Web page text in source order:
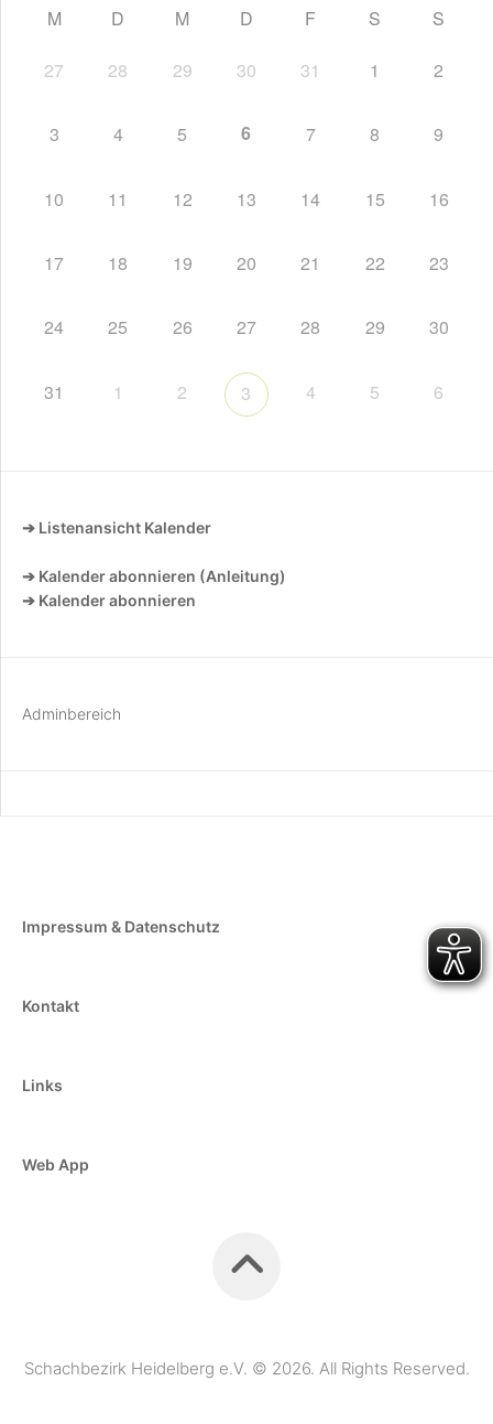
M D M D F S S
27 28 29 30 31 1 2
3 4 5 6 7 8 9
10 11 12 13 14 15 16
17 18 19 20 21 22 23
24 25 26 27 28 29 30
31 1 2 3 4 5 6
➔ Listenansicht Kalender
➔ Kalender abonnieren (Anleitung)
➔ Kalender abonnieren
Adminbereich
Impressum & Datenschutz
Kontakt
Links
Web App
Schachbezirk Heidelberg e.V. © 2026. All Rights Reserved.